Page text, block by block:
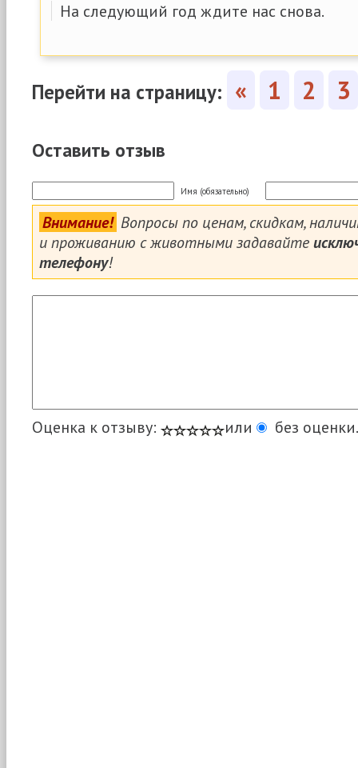
На следующий год ждите нас снова.
Перейти на страницу: « 1 2 3
Оставить отзыв
Имя (обязательно)
Внимание! Вопросы по ценам, скидкам,
и проживанию с животными задавайте
телефону!
Оценка к отзыву: или без оценки.